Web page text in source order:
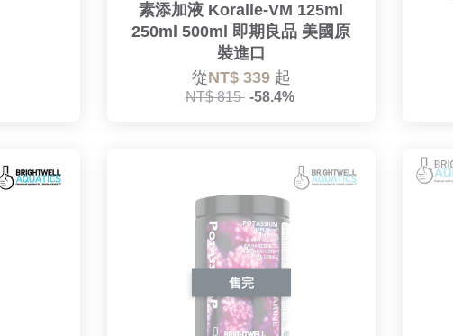
素添加液 Koralle-VM 125ml
250ml 500ml 即期良品 美國原
裝進口
從NT$ 339 起
NT$ 815 -58.4%
售完